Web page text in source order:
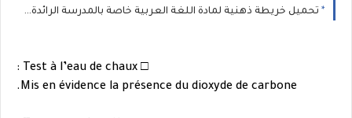
تحميل خريطة ذهنية لمادة اللغة العربية خاصة بالمدرسة الرائدة PDF
□ Test à l’eau de chaux :
Mis en évidence la présence du dioxyde de carbone.